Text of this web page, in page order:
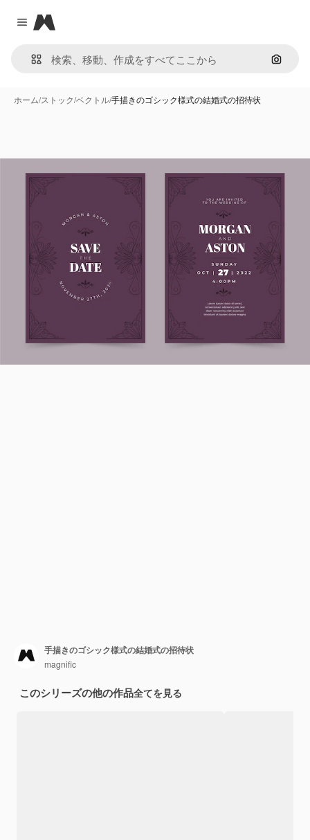
Close menu
Magnific
画像で
ホーム/ストック/ベクトル/手描きのゴシック様式の結婚式の招待状
手描きのゴシック様式の結婚式の招待状
magnific
このシリーズの他の作品全てを見る